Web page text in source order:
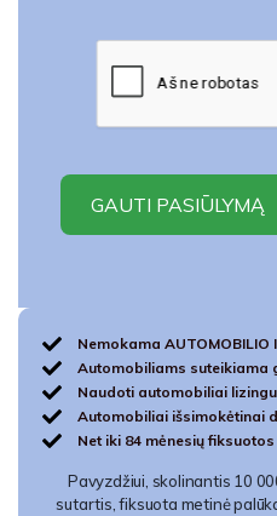
Nemokama AUTOMOBILIO
Automobiliams suteikiama
Naudoti automobiliai
Automobiliai išsimokėtinai
Net iki 84 mėnesių
Pavyzdžiui, skolinantis 10
sutartis, fiksuota metinė